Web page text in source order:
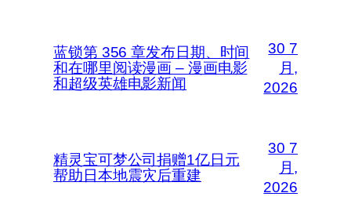
蓝锁第 356 章发布日期、时间
和在哪里阅读漫画 – 漫画电影
和超级英雄电影新闻
30 7
月,
2026
精灵宝可梦公司捐赠1亿日元
帮助日本地震灾后重建
30 7
月,
2026